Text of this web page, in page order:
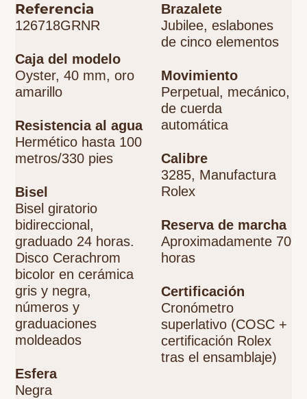
Referencia
126718GRNR
Caja del modelo
Oyster, 40 mm, oro
amarillo
Resistencia al agua
Hermético hasta 100
metros/330 pies
Bisel
Bisel giratorio
bidireccional,
graduado 24 horas.
Disco Cerachrom
bicolor en cerámica
gris y negra,
números y
graduaciones
moldeados
Esfera
Negra
Brazalete
Jubilee, eslabones
de cinco elementos
Movimiento
Perpetual, mecánico,
de cuerda
automática
Calibre
3285, Manufactura
Rolex
Reserva de marcha
Aproximadamente 70
horas
Certificación
Cronómetro
superlativo (COSC +
certificación Rolex
tras el ensamblaje)